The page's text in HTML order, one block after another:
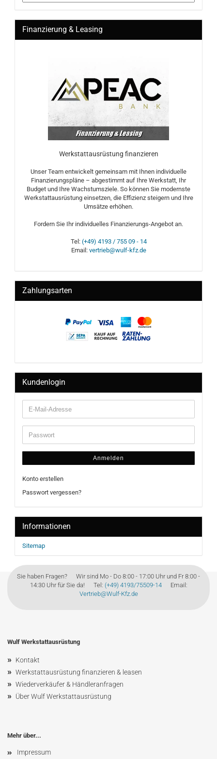
Finanzierung & Leasing
Werkstattausrüstung finanzieren
Unser Team entwickelt gemeinsam mit Ihnen individuelle
Finanzierungspläne – abgestimmt auf Ihre Werkstatt, Ihr
Budget und Ihre Wachstumsziele. So können Sie modernste
Werkstattausrüstung einsetzen, die Effizienz steigern und Ihre
Umsätze erhöhen.
Fordern Sie Ihr individuelles Finanzierungs-Angebot an.
Tel: (+49) 4193 / 755 09 - 14
Email: vertrieb@wulf-kfz.de
Zahlungsarten
Kundenlogin
Anmelden
Konto erstellen
Passwort vergessen?
Informationen
Sitemap
Sie haben Fragen? Wir sind Mo - Do 8:00 - 17:00 Uhr und Fr 8:00 -
14:30 Uhr für Sie da! Tel: (+49) 4193/75509-14Email:
Vertrieb@Wulf-Kfz.de
Wulf Werkstattausrüstung
» Kontakt
» Werkstattausrüstung finanzieren & leasen
» Wiederverkäufer & Händleranfragen
» Über Wulf Werkstattausrüstung
Mehr über...
Impressum